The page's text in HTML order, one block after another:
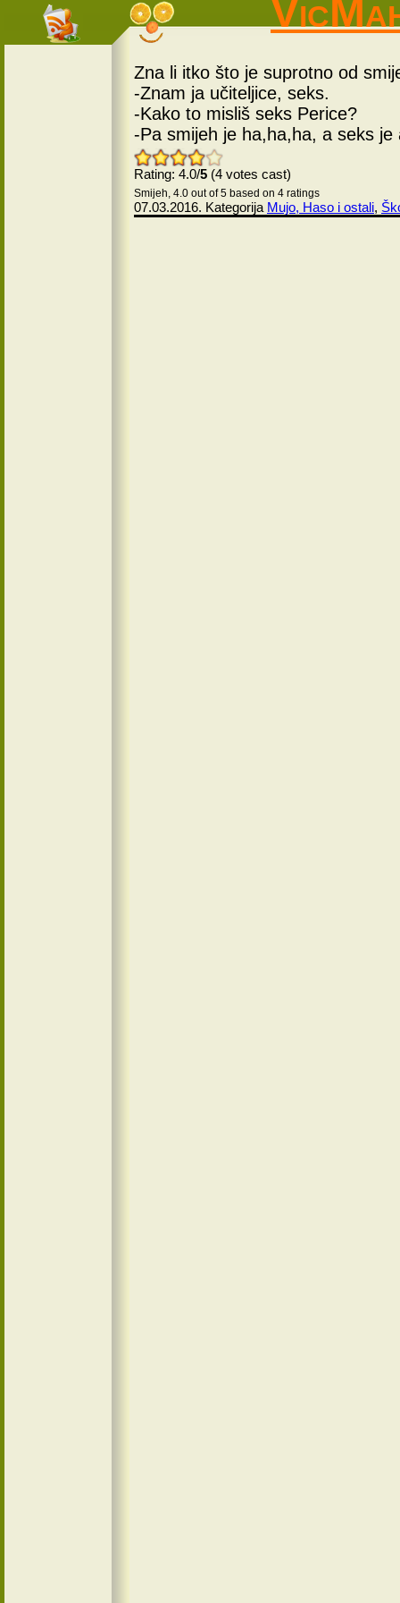
Zna li itko što je suprotno od
-Znam ja učiteljice, seks.
-Kako to misliš seks Perice?
-Pa smijeh je ha,ha,ha, a seks je
Rating: 4.0/5 (4 votes cast)
Smijeh, 4.0 out of5 based on 4 ratings
07.03.2016. Kategorija Mujo, Haso i ostali,